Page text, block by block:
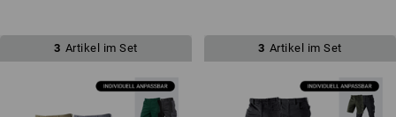
3 Artikel im Set 3 Artikel im Set